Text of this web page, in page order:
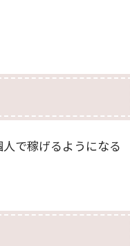
で稼げるようになる